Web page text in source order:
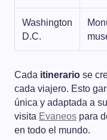
Washington
D.C.
Cada itinerario se
cada viajero. Esto
única y adaptada a
visita Evaneos para
en todo el mundo.